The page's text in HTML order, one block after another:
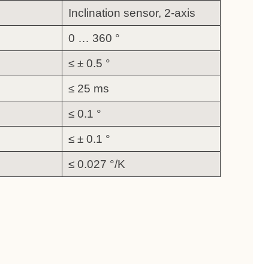
Inclination sensor, 2-axis
0 … 360 °
≤ ± 0.5 °
≤ 25 ms
≤ 0.1 °
≤ ± 0.1 °
≤ 0.027 °/K